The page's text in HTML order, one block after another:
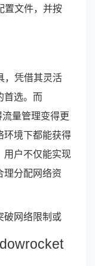
置文件，并按
，凭借其灵活
首选。而
量管理变得更
环境下都能获得
用户不仅能实现
理分配网络资
破网络限制或